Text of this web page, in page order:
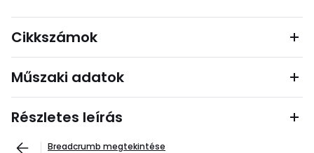
Cikkszámok
Műszaki adatok
Részletes leírás
Breadcrumb megtekintése